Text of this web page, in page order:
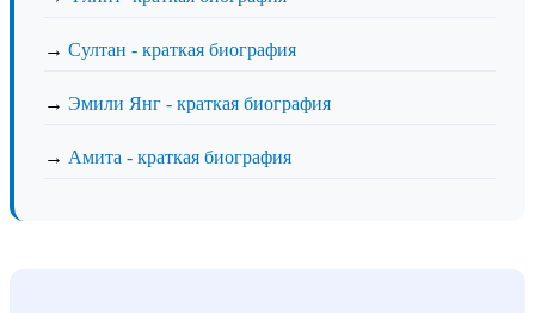
→ Султан - краткая биография
→ Эмили Янг - краткая биография
→ Амита - краткая биография